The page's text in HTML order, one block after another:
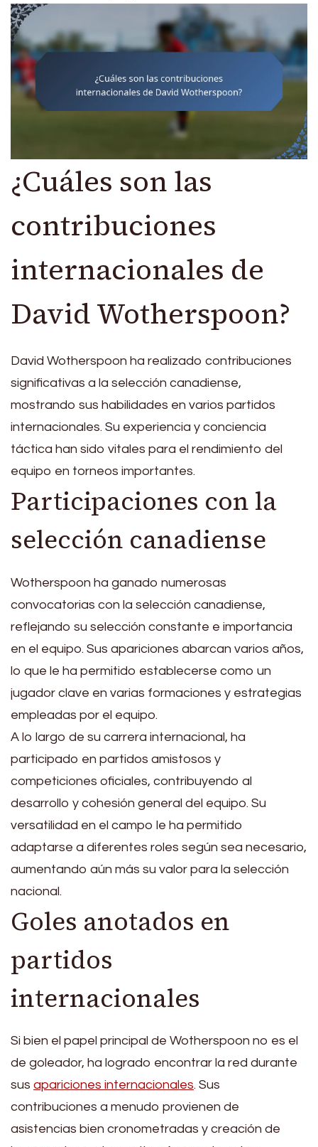
¿Cuáles son las
contribuciones
internacionales de
David Wotherspoon?
David Wotherspoon ha realizado contribuciones
significativas a la selección canadiense,
mostrando sus habilidades en varios partidos
internacionales. Su experiencia y conciencia
táctica han sido vitales para el rendimiento del
equipo en torneos importantes.
Participaciones con la
selección canadiense
Wotherspoon ha ganado numerosas
convocatorias con la selección canadiense,
reflejando su selección constante e importancia
en el equipo. Sus apariciones abarcan varios años,
lo que le ha permitido establecerse como un
jugador clave en varias formaciones y estrategias
empleadas por el equipo.
A lo largo de su carrera internacional, ha
participado en partidos amistosos y
competiciones oficiales, contribuyendo al
desarrollo y cohesión general del equipo. Su
versatilidad en el campo le ha permitido
adaptarse a diferentes roles según sea necesario,
aumentando aún más su valor para la selección
nacional.
Goles anotados en
partidos
internacionales
Si bien el papel principal de Wotherspoon no es el
de goleador, ha logrado encontrar la red durante
sus apariciones internacionales. Sus
contribuciones a menudo provienen de
asistencias bien cronometradas y creación de